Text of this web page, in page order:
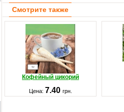
Смотрите также
Кофейный цикорий
Цена: 7.40 грн.